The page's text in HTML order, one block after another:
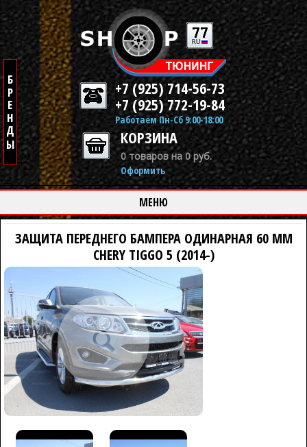
+7 (925) 714-56-73
+7 (925) 772-19-84
Работаем Пн-Сб 9:00-18:00
КОРЗИНА
0 товаров на 0 руб.
Оформить
МЕНЮ
ЗАЩИТА ПЕРЕДНЕГО БАМПЕРА ОДИНАРНАЯ 60 ММ
CHERY TIGGO 5 (2014-)